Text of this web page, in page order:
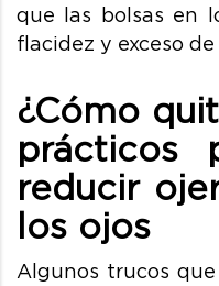
que las bolsas en
flacidez y exceso
¿Cómo
prácticos
reducir
los ojos
Algunos trucos